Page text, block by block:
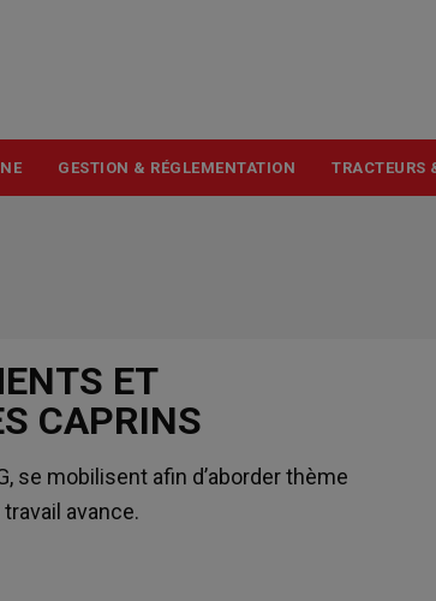
GESTION & RÉGLEMENTATION TRACTEURS
ET
CAPRINS
se mobilisent afin d’aborder thème
avance.